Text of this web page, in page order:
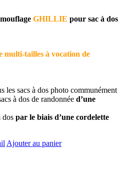
GHILLIE pour sac à dos
multi-tailles à vocation de
les sacs à dos photo communément
à dos de randonnée d’une
dos par le biais d’une cordelette
Ajouter au panier